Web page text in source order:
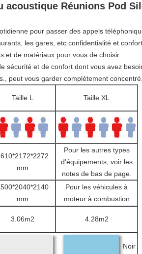
acoustique Réunions Pod
pour passer des appels
les gares, etc.confidentialité et
et de matériaux pour vous de choisir.
sécurité et de confort dont vous avez
peut vous garder complètement concentré.
Taille L Taille XL
mm
Pour les autres types
d'équipements, voir les
notes de bas de page.
mm
Pour les véhicules à
moteur à combustion
3.06m2 4.28m2
Noir